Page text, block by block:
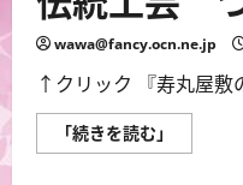
wawa@fancy.ocn.ne.jp
↑クリック 『寿丸屋敷
「続きを読む」
統